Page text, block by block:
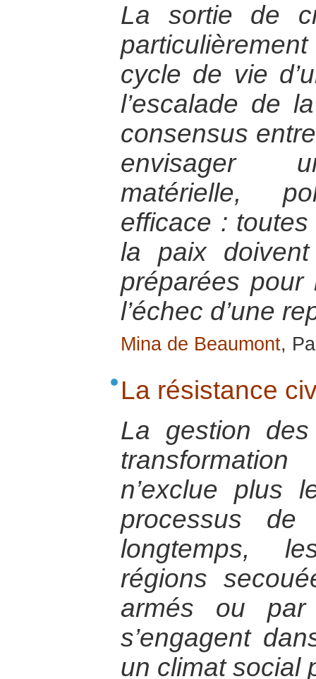
La sortie de
cycle de vie
l’escalade de
consensus
envisager
matérielle,
efficace :
la paix doivent
préparées
l’échec d’une
Mina de Beaumont,
La résistance
La gestion
n’exclue plus
processus de
longtemps,
régions
armés ou
s’engagent
un climat social